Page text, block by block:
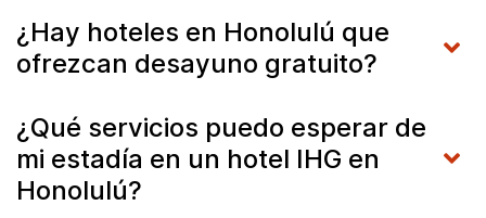
¿Hay hoteles en Honolulú que
ofrezcan desayuno gratuito?
¿Qué servicios puedo esperar de
mi estadía en un hotel IHG en
Honolulú?